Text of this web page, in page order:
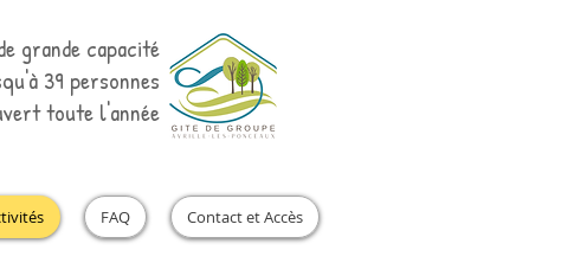
grande capacité
39 personnes
toute l'année
FAQ Contact et Accès